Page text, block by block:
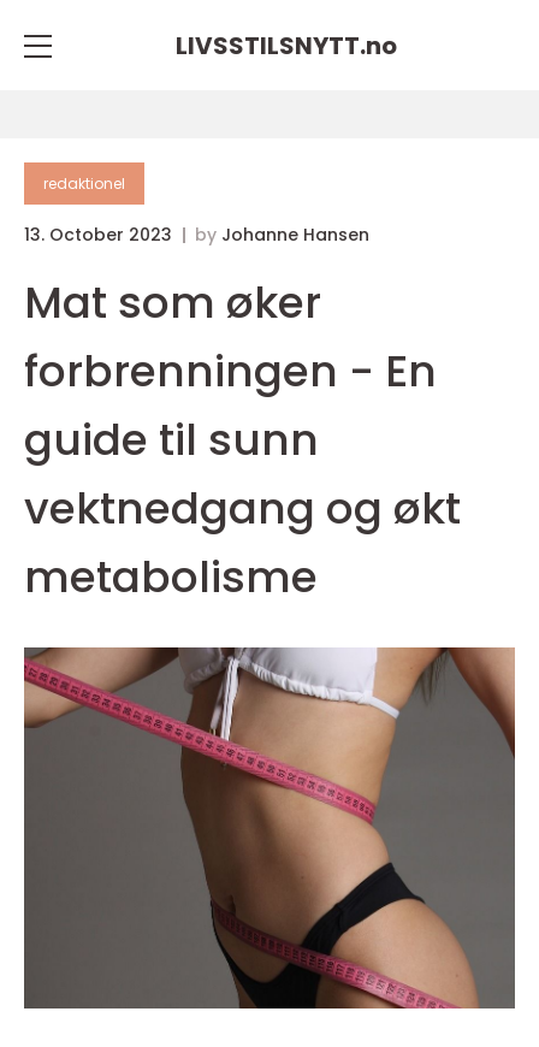
LIVSSTILSNYTT.no
redaktionel
13. October 2023 by Johanne Hansen
Mat som øker
forbrenningen - En
guide til sunn
vektnedgang og økt
metabolisme